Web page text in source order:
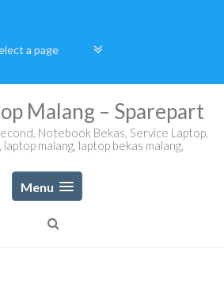
Malang – Sparepart
Notebook Bekas, Service Laptop,
malang, laptop bekas malang,
Menu